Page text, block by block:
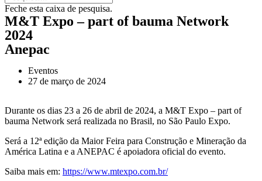
Feche esta caixa de pesquisa.
M&T Expo – part of bauma Network
2024
Anepac
Eventos
27 de março de 2024
Durante os dias 23 a 26 de abril de 2024, a M&T Expo – part of
bauma Network será realizada no Brasil, no São Paulo Expo.
Será a 12ª edição da Maior Feira para Construção e Mineração da
América Latina e a ANEPAC é apoiadora oficial do evento.
Saiba mais em: https://www.mtexpo.com.br/